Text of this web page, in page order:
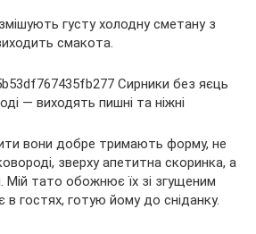
густу холодну сметану з
смакота.
вони добре тримають форму, не
зверху апетитна скоринка, а
Мій тато обожнює їх зі згущеним
гостях, готую йому до сніданку.